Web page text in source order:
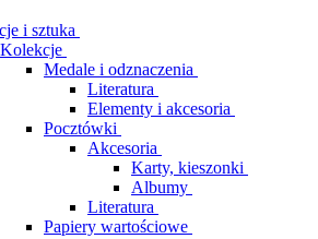
i sztuka
Kolekcje
Medale i odznaczenia
Literatura
Elementy i akcesoria
Pocztówki
Akcesoria
Karty, kieszonki
Albumy
Literatura
Papiery wartościowe